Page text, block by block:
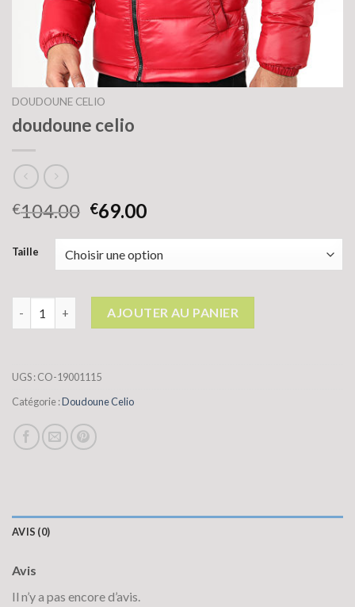
DOUDOUNE CELIO
doudoune celio
€104.00 €69.00
Taille
quantité de doudoune celioAJOUTER AU PANIER
UGS :CO-19001115
Catégorie :Doudoune Celio
AVIS (0)
Avis
Il n’y a pas encore d’avis.